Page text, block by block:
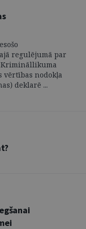
regulējumā par
vērtības nodokļa
deklarē ...